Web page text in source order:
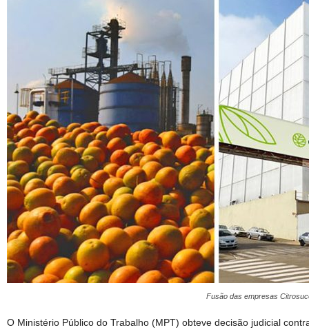
Fusão das empresas
O Ministério Público do Trabalho (MPT) obteve decisão judicial